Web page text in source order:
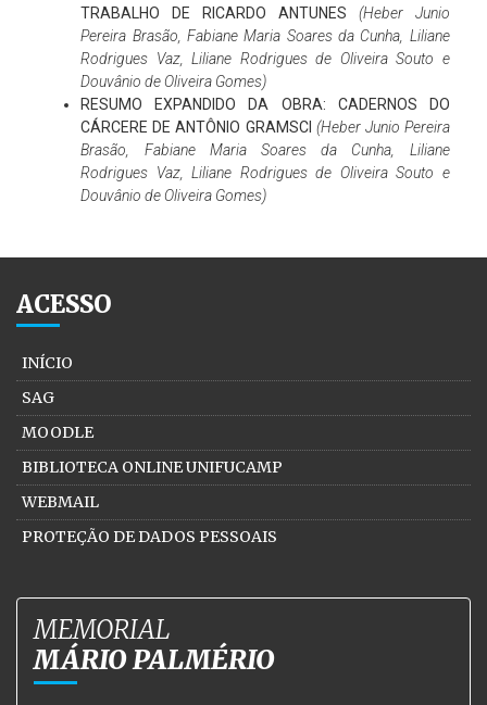
TRABALHO DE RICARDO ANTUNES
(Heber Junio
Pereira Brasão, Fabiane Maria Soares da Cunha, Liliane
Rodrigues Vaz, Liliane Rodrigues de Oliveira Souto e
Douvânio de Oliveira Gomes)
RESUMO EXPANDIDO DA OBRA: CADERNOS DO
CÁRCERE DE ANTÔNIO GRAMSCI (Heber Junio Pereira
Brasão, Fabiane Maria Soares da Cunha, Liliane
Rodrigues Vaz, Liliane Rodrigues de Oliveira Souto e
Douvânio de Oliveira Gomes)
ACESSO
INÍCIO
SAG
MOODLE
BIBLIOTECA ONLINE UNIFUCAMP
WEBMAIL
PROTEÇÃO DE DADOS PESSOAIS
MEMORIAL
MÁRIO PALMÉRIO